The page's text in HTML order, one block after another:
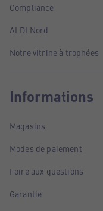
Compliance
ALDI Nord
Notre vitrine à trophées
Informations
Magasins
Modes de paiement
Foire aux questions
Garantie